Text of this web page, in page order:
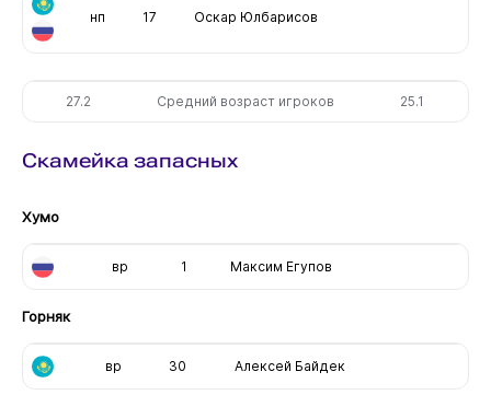
нп 17 Оскар Юлбарисов
27.2 Средний возраст игроков 25.1
Скамейка запасных
Хумо
вр 1 Максим Егупов
Горняк
вр 30 Алексей Байдек